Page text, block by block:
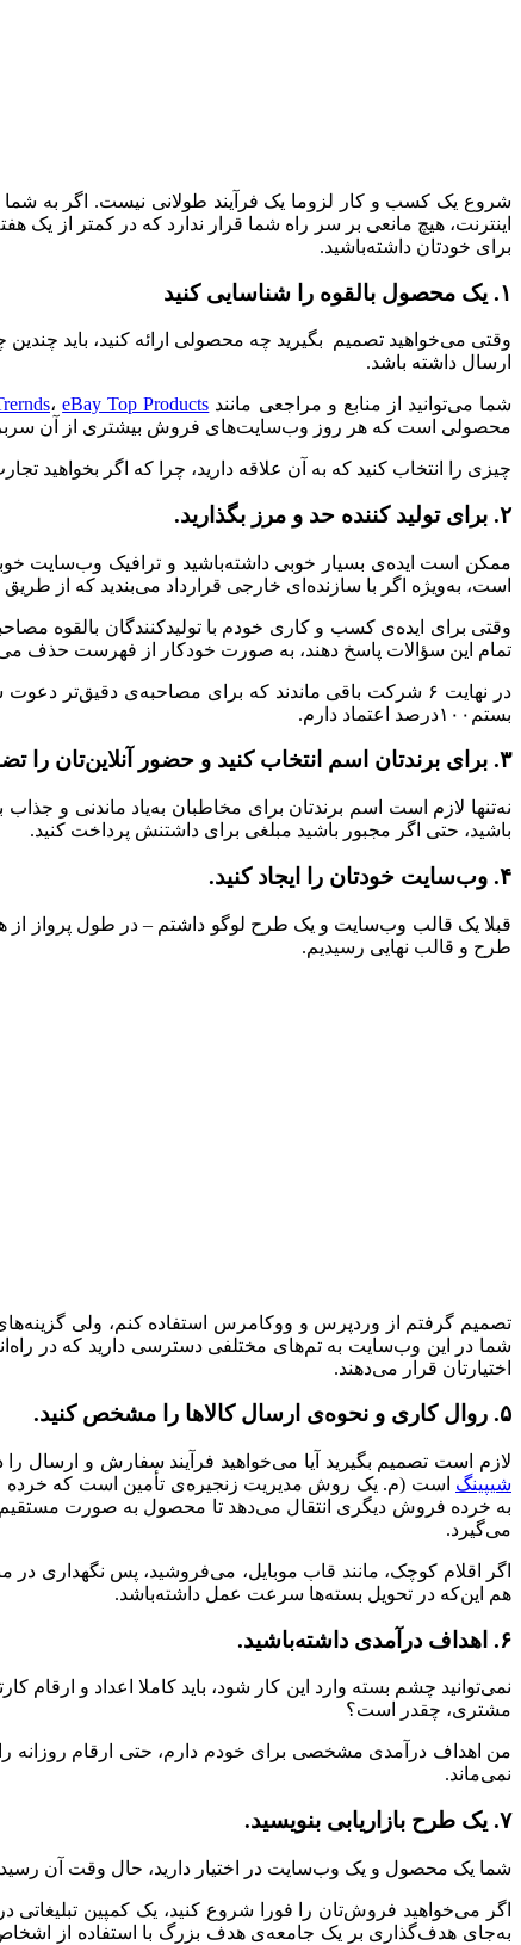
شروع یک کسب و کار لزوما یک فرآیند طولانی نیست. اگر به شما
برای خودتان داشته‌باشید.
۱. یک محصول بالقوه را شناسایی کنید
وقتی می‌خواهید تصمیم بگیرید چه محصولی ارائه کنید، باید چندین
ارسال داشته باشد.
شما می‌توانید از منابع و مراجعی مانند ،eBay Top Products
محصولی است که هر روز وب‌سایت‌های فروش بیشتری از آن
چیزی را انتخاب کنید که به آن علاقه دارید، چرا که اگر
۲. برای تولید کننده حد و مرز بگذارید.
ممکن است ایده‌ی بسیار خوبی داشته‌باشید و ترافیک وب‌سایت خوبی
است، به‌ویژه اگر با سازنده‌ای خارجی قرارداد می‌بندید که از
تمام این سؤالات پاسخ دهند، به صورت خودکار از فهرست حذف
در نهایت ۶ شرکت باقی ماندند که برای مصاحبه‌ی دقیق‌تر
بستم۱۰۰درصد اعتماد دارم.
۳. برای برندتان اسم انتخاب کنید و حضور آنلاین‌تان را تضمین کنید.
باشید، حتی اگر مجبور باشید مبلغی برای داشتنش پرداخت کنید.
۴. وب‌سایت خودتان را ایجاد کنید.
طرح و قالب نهایی رسیدیم.
تصمیم گرفتم از وردپرس و ووکامرس استفاده کنم، ولی
شما در این وب‌سایت به تم‌های مختلفی دسترسی دارید که در
اختیارتان قرار می‌دهند.
۵. روال کاری و نحوه‌ی ارسال کالاها را مشخص کنید.
لازم است تصمیم بگیرید آيا می‌خواهید فرآیند سفارش و ارسال
شیپینگ است (م. یک روش مدیریت زنجیره‌ی تأمین است که خرده
به خرده فروش دیگری انتقال می‌دهد تا محصول به صورت
می‌گیرد.
اگر اقلام کوچک، مانند قاب موبایل، می‌فروشید، پس نگهداری
هم این‌که در تحویل بسته‌ها سرعت عمل داشته‌باشد.
۶. اهداف درآمدی داشته‌باشید.
نمی‌توانید چشم بسته وارد این کار شود، باید کاملا اعداد و
مشتری، چقدر است؟
من اهداف درآمدی مشخصی برای خودم دارم، حتی ارقام
نمی‌ماند.
۷. یک طرح بازاریابی بنویسید.
شما یک محصول و یک وب‌سایت در اختیار دارید، حال وقت آن
اگر می‌خواهید فروش‌تان را فورا شروع کنید، یک کمپین تبلیغاتی
به‌جای هدف‌گذاری بر یک جامعه‌ی هدف بزرگ با استفاده از اشخاص